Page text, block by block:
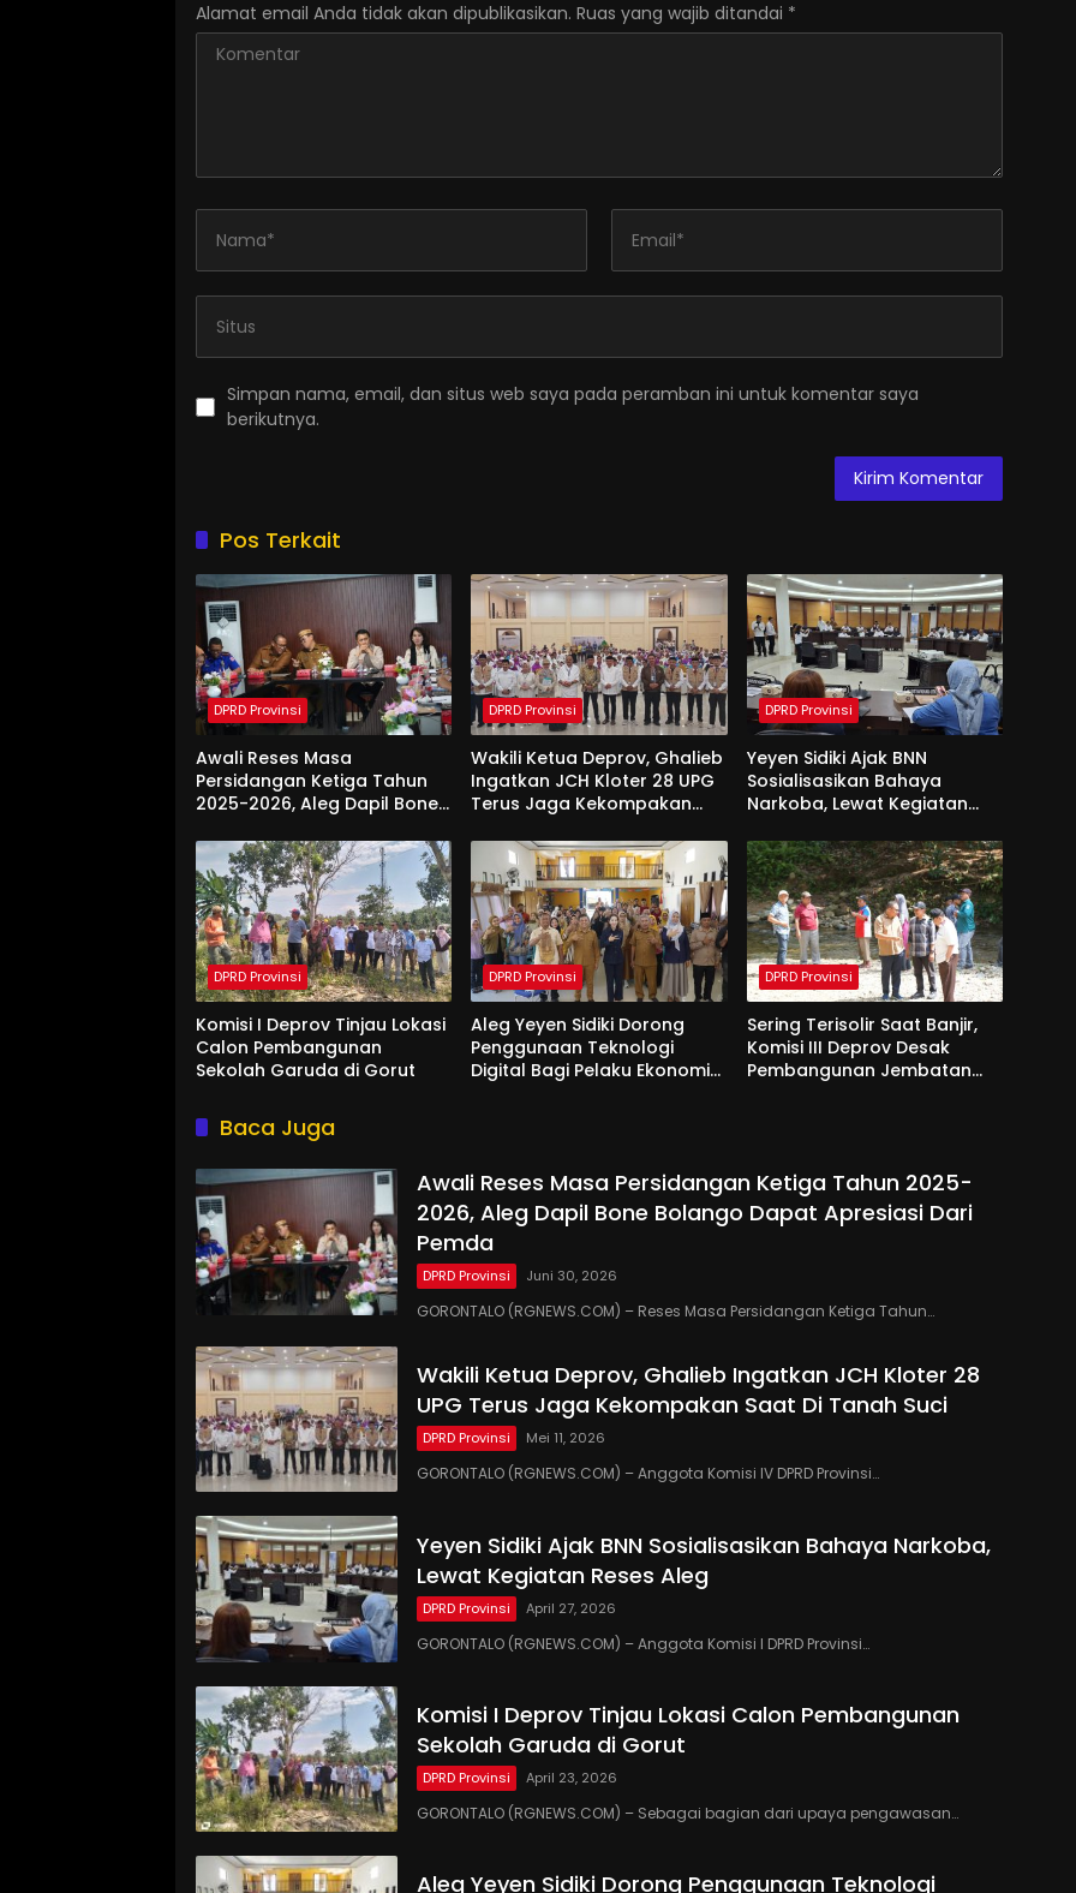
Alamat email Anda tidak akan dipublikasikan. Ruas yang wajib ditandai *
Simpan nama, email, dan situs web saya pada peramban ini untuk komentar saya
berikutnya.
Pos Terkait
DPRD Provinsi
Awali Reses Masa
Persidangan Ketiga Tahun
2025-2026, Aleg Dapil Bone
Dari Pemda
DPRD Provinsi
Wakili Ketua Deprov, Ghalieb
Ingatkan JCH Kloter 28 UPG
Terus Jaga Kekompakan
DPRD Provinsi
Yeyen Sidiki Ajak BNN
Sosialisasikan Bahaya
Narkoba, Lewat Kegiatan
DPRD Provinsi
Komisi I Deprov Tinjau Lokasi
Calon Pembangunan
Sekolah Garuda di Gorut
DPRD Provinsi
Aleg Yeyen Sidiki Dorong
Penggunaan Teknologi
Digital Bagi Pelaku Ekonomi
DPRD Provinsi
Sering Terisolir Saat Banjir,
Komisi III Deprov Desak
Pembangunan Jembatan
Baca Juga
Awali Reses Masa Persidangan Ketiga Tahun 2025-
2026, Aleg Dapil Bone Bolango Dapat Apresiasi Dari
Pemda
DPRD Provinsi Juni 30, 2026
GORONTALO (RGNEWS.COM) – Reses Masa Persidangan Ketiga Tahun…
Wakili Ketua Deprov, Ghalieb Ingatkan JCH Kloter 28
UPG Terus Jaga Kekompakan Saat Di Tanah Suci
DPRD Provinsi Mei 11, 2026
GORONTALO (RGNEWS.COM) – Anggota Komisi IV DPRD Provinsi…
Yeyen Sidiki Ajak BNN Sosialisasikan Bahaya Narkoba,
Lewat Kegiatan Reses Aleg
DPRD Provinsi April 27, 2026
GORONTALO (RGNEWS.COM) – Anggota Komisi I DPRD Provinsi…
Komisi I Deprov Tinjau Lokasi Calon Pembangunan
Sekolah Garuda di Gorut
DPRD Provinsi April 23, 2026
GORONTALO (RGNEWS.COM) – Sebagai bagian dari upaya pengawasan…
Aleg Yeyen Sidiki Dorong Penggunaan Teknologi